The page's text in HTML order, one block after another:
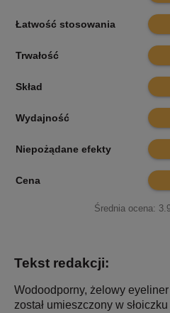
Łatwość stosowania 6.3
Trwałość 9.5
Skład 7.7
Wydajność 7.1
Niepożądane efekty 7.5
Cena 8.9
Średnia ocena:
Tekst redakcji:
Wodoodporny, żelowy eyeliner
został umieszczony w